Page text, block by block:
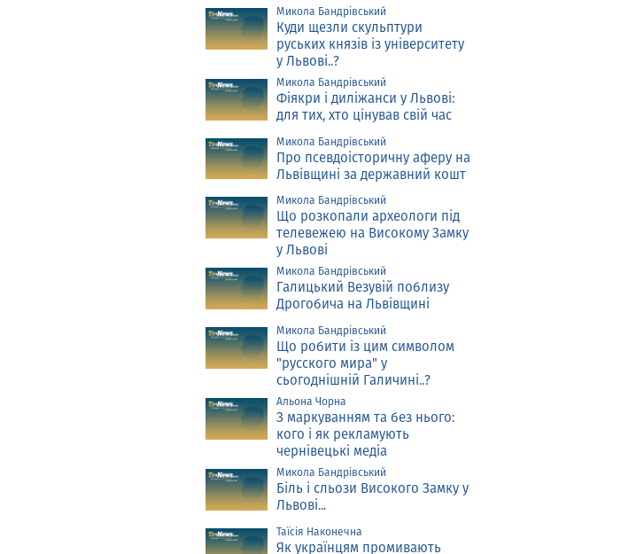
Микола Бандрівський
Куди щезли скульптури
руських князів із університету
у Львові..?
Микола Бандрівський
Фіякри і диліжанси у Львові:
для тих, хто цінував свій час
Микола Бандрівський
Про псевдоісторичну аферу на
Львівщині за державний кошт
Микола Бандрівський
Що розкопали археологи під
телевежею на Високому Замку
у Львові
Микола Бандрівський
Галицький Везувій поблизу
Дрогобича на Львівщині
Микола Бандрівський
Що робити із цим символом
"русского мира" у
сьогоднішній Галичині..?
Альона Чорна
З маркуванням та без нього:
кого і як рекламують
чернівецькі медіа
Микола Бандрівський
Біль і сльози Високого Замку у
Львові...
Таїсія Наконечна
Як українцям промивають